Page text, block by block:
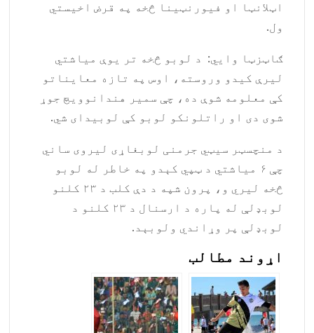
اټلانټا او فیورنټینا څخه په قرض اخیستي
ول.
ګاټزټا ‌وایي: د لوبو څخه تر یوې میاشتي
لیرې کیدو وروسته، اوس په تازه معایناتو
کې معلومه شوې ده، چې سمیر هندانوویچ جوړ
شوی دی او راتلونکو لوبو کې لوبیدای شي.
د منچسټر سیټي جرمنی لوبغاړی لیروی ساني
چې ۶ میاشتي د ټپي کېدو په خاطر له لوبو
څخه لیري و، پرون شپه د دې کلب د ۲۳ کلنو
لوبډلې له پاره د ارسنال د ۲۳ کلنو د
لوبډلې پر وړاندي ولوبېد.
اړوند مطالب